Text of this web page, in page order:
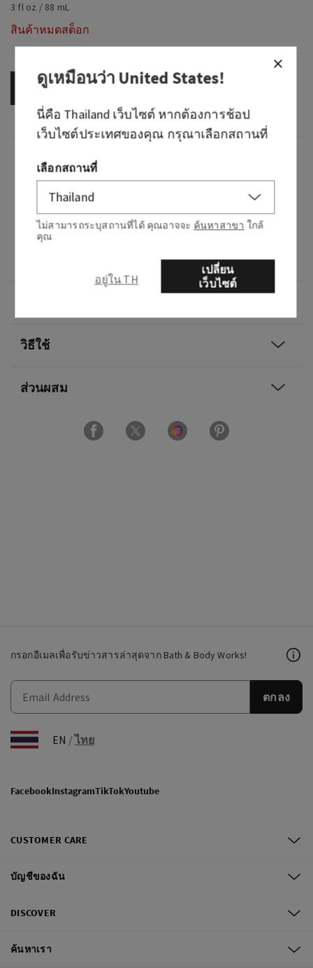
3 fl oz / 88 mL
สินค้าหมดสต็อก
OUT OF STOCK
กลิ่น
What it smells like: rich woody oud, luxious rose
and sweet red berries.
What it does: leaves your skin feeling fresh,
clean and beautifully fragranced.
วิธีใช้
ส่วนผสม
กรอกอีเมลเพื่อรับข่าวสารล่าสุดจาก Bath & Body Works!
ตกลง
EN /ไทย
FacebookInstagramTikTokYoutube
CUSTOMER CARE
บัญชีของฉัน
DISCOVER
ค้นหาเรา
ดูเหมือนว่าUnited States!
นี่คือ Thailand เว็บไซต์ หากต้องการช้อป
เว็บไซต์ประเทศของคุณ กรุณาเลือกสถานที่
เลือกสถานที่
ไม่สามารถระบุสถานที่ได้ คุณอาจจะ ค้นหาสาขา ใกล้
คุณ
อยู่ใน TH
เปลี่ยน
เว็บไซต์